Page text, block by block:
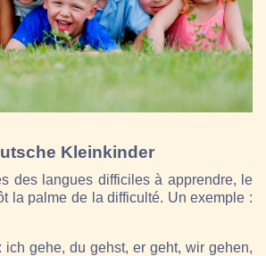
Kleinkinder
des langues difficiles à apprendre, le
la palme de la difficulté. Un exemple :
: ich gehe, du gehst, er geht, wir gehen,